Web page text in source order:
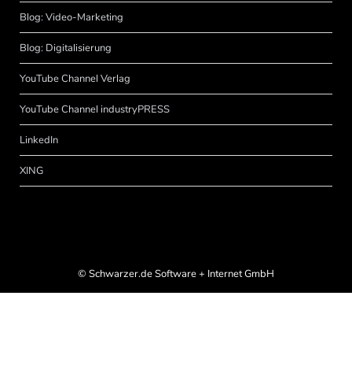
Blog: Video-Marketing
Blog: Digitalisierung
YouTube Channel Verlag
YouTube Channel industryPRESS
LinkedIn
XING
© Schwarzer.de Software + Internet GmbH